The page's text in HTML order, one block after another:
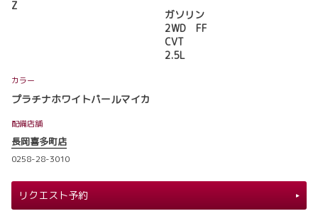
Z
ガソリン
2WD FF
CVT
2.5L
カラー
プラチナホワイトパールマイカ
配備店舗
長岡喜多町店
0258-28-3010
リクエスト予約